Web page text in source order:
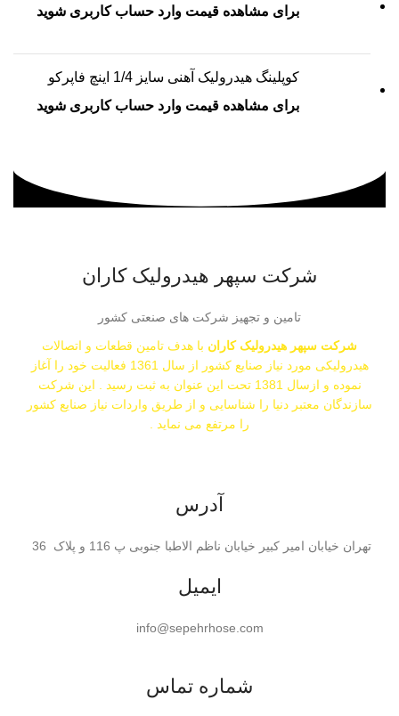
برای مشاهده قیمت وارد حساب کاربری شوید
کوپلینگ هیدرولیک آهنی سایز 1/4 اینچ فاپرکو
برای مشاهده قیمت وارد حساب کاربری شوید
شرکت سپهر هیدرولیک کاران
تامین و تجهیز شرکت های صنعتی کشور
شرکت سپهر هیدرولیک کاران با هدف تامین قطعات و اتصالات
هیدرولیکی مورد نیاز صنایع کشور از سال 1361 فعالیت خود را آغاز
نموده و ازسال 1381 تحت این عنوان به ثبت رسید . این شرکت
سازندگان معتبر دنیا را شناسایی و از طریق واردات نیاز صنایع کشور
را مرتفع می نماید .
آدرس
تهران خیابان امیر کبیر خیابان ناظم الاطبا جنوبی پ 116 و پلاک 36
ایمیل
info@sepehrhose.com
شماره تماس